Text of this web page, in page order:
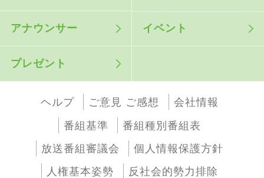
アナウンサー イベント
プレゼント
ヘルプ ご意見 ご感想
会社情報
番組基準
番組種別番組表
放送番組審議会
個人情報保護方針
人権基本姿勢
反社会的勢力排除